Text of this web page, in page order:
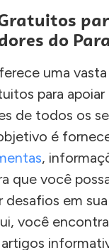
do
uma
para apoiar
de todos os
é
,
que você
desafios em
você